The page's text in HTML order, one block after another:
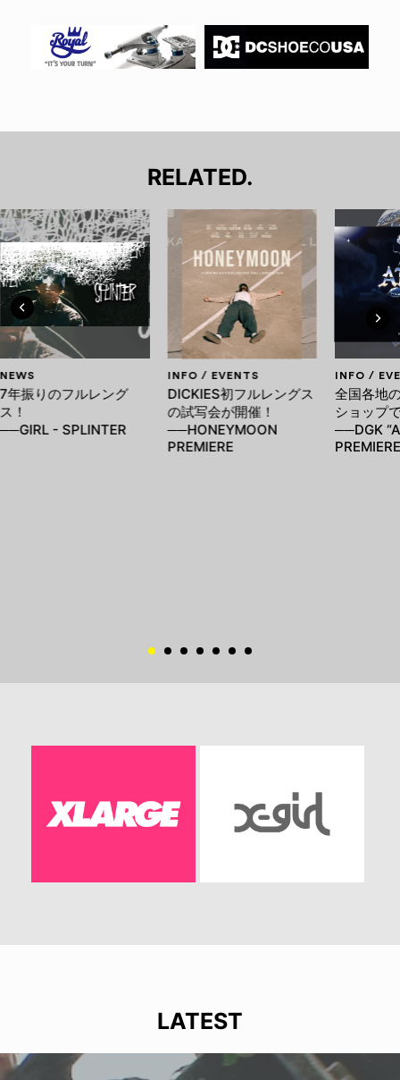
RELATED.
NEWS
7年振りのフルレング
ス！
──GIRL - SPLINTER
INFO / EVENTS
DICKIES初フルレングス
の試写会が開催！
──HONEYMOON
PREMIERE
INFO /
全国各地
ショップ
──DGK
PREMIERE
LATEST